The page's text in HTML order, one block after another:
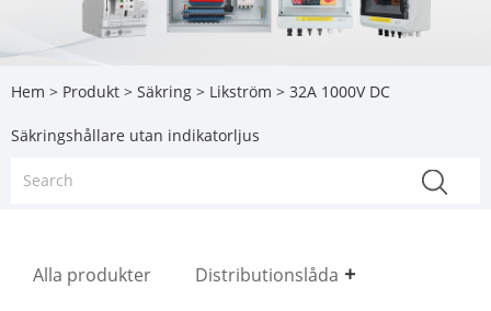
Hem > Produkt > Säkring > Likström > 32A 1000V DC
Säkringshållare utan indikatorljus
Alla produkter Distributionslåda